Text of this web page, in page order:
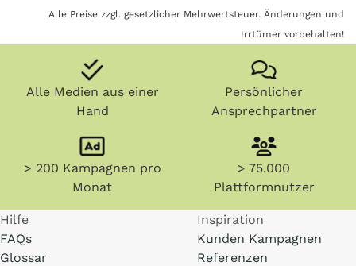
Alle Preise zzgl. gesetzlicher Mehrwertsteuer. Änderungen und
Irrtümer vorbehalten!
Alle Medien aus einer
Hand
Persönlicher
Ansprechpartner
> 200 Kampagnen pro
Monat
> 75.000
Plattformnutzer
Hilfe
FAQs
Glossar
Inspiration
Kunden Kampagnen
Referenzen